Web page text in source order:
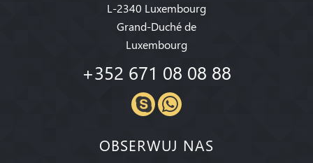
L-2340 Luxembourg
Grand-Duché de
Luxembourg
+352 671 08 08 88
OBSERWUJ NAS